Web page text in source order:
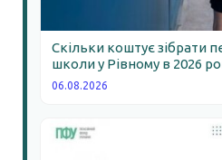
Скільки коштує зібрати
школи у Рівному в 2026
06.08.2026